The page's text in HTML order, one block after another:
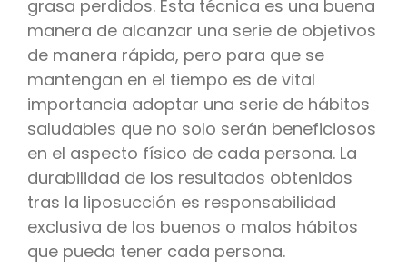
grasa perdidos. Esta técnica es una buena
manera de alcanzar una serie de objetivos
de manera rápida, pero para que se
mantengan en el tiempo es de vital
importancia adoptar una serie de hábitos
saludables que no solo serán beneficiosos
en el aspecto físico de cada persona. La
durabilidad de los resultados obtenidos
tras la liposucción es responsabilidad
exclusiva de los buenos o malos hábitos
que pueda tener cada persona.